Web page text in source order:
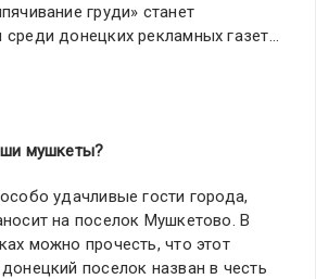
груди» станет
донецких рекламных газет…
мушкеты?
удачливые гости города,
на поселок Мушкетово. В
можно прочесть, что этот
поселок назван в честь